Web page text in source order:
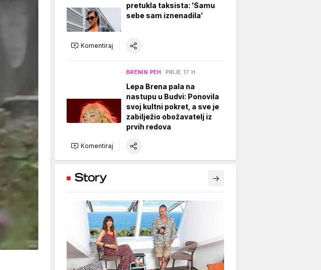
pretukla taksista: 'Samu
sebe sam iznenadila'
Komentiraj
BRENIN PEH PRIJE 17 H
Lepa Brena pala na
nastupu u Budvi: Ponovila
svoj kultni pokret, a sve je
zabilježio obožavatelj iz
prvih redova
Komentiraj